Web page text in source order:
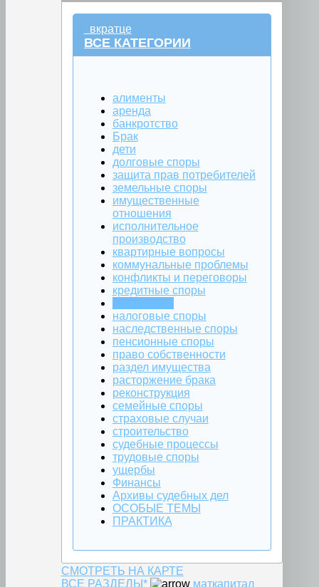
вкратце
ВСЕ КАТЕГОРИИ
алименты
аренда
банкротство
Брак
дети
долговые споры
защита прав потребителей
земельные споры
имущественные
отношения
исполнительное
производство
квартирные вопросы
коммунальные проблемы
конфликты и переговоры
кредитные споры
налоговые споры
наследственные споры
пенсионные споры
право собственности
раздел имущества
расторжение брака
реконструкция
семейные споры
страховые случаи
строительство
судебные процессы
трудовые споры
ущербы
Финансы
Архивы судебных дел
ОСОБЫЕ ТЕМЫ
ПРАКТИКА
СМОТРЕТЬ НА КАРТЕ
ВСЕ РАЗДЕЛЫ*
маткапитал